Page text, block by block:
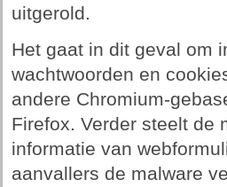
uitgerold.
Het gaat in dit geval om
wachtwoorden en
andere Chromium-
Firefox. Verder steelt de
informatie van
aanvallers de malware